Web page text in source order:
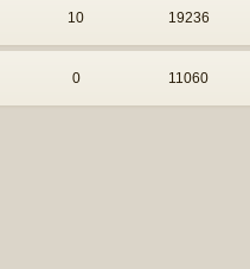
10 19236
0 11060